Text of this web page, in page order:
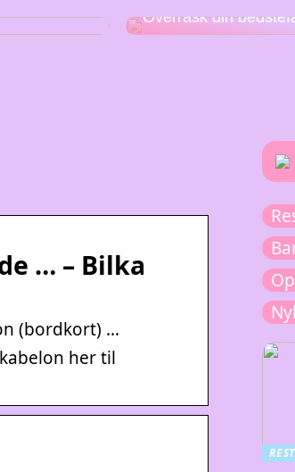
Overrask din
… – Bilka
(bordkort) …
her til